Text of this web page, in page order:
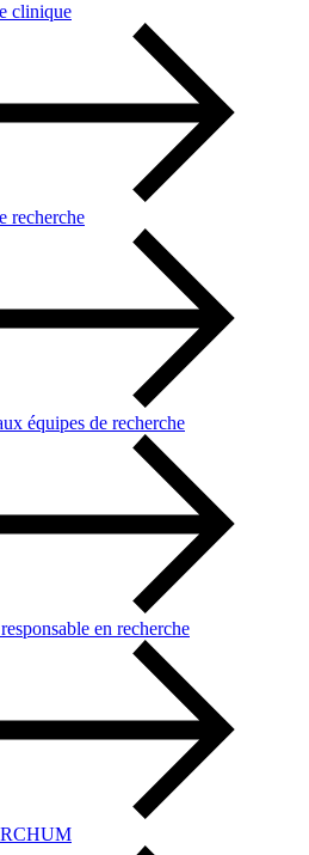
clinique
recherche
équipes de recherche
en recherche